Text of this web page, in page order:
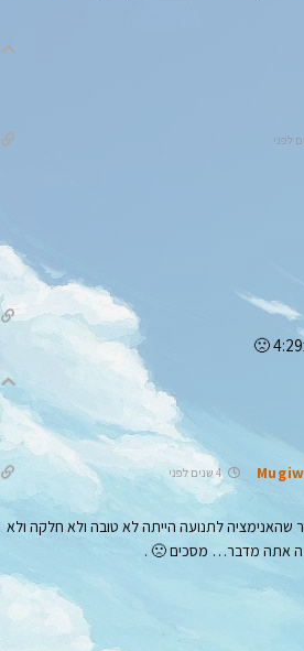
4 שנים לפני
לתנועה הייתה לא טובה ולא חלקה ולא
אתה מדבר… מסכים 🙁 .